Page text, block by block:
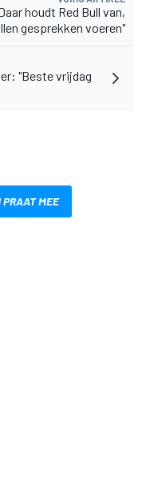
houdt Red Bull van,
gesprekken voeren"
"Beste vrijdag
MEE